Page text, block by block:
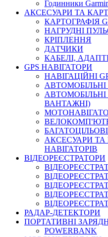
Годинники
АКСЕСУАРИ ТА
КАРТОГРАФІЯ
НАГРУДНІ
КРІПЛЕННЯ
ДАТЧИКИ
КАБЕЛІ,
GPS НАВІГАТОРИ
НАВІГАЦІЙНІ
АВТОМОБІЛЬНІ
АВТОМОБІЛЬНІ
ВАНТАЖНІ)
АКСЕСУАРИ ТА
НАВІГАТОРІВ
ВІДЕОРЕЄСТРАТОРИ
РАДАР-ДЕТЕКТОРИ
ПОРТАТИВНІ
POWERBANK